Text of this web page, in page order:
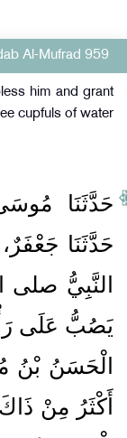
Al-Mufrad 959
him and grant
cupfuls of water
حَدَّثَنَا
حَدَّثَنَا
النَّبِيُّ صلى
يَصُبُّ عَلَى
الْحَسَنُ بْنُ
أَكْثَرُ مِنْ